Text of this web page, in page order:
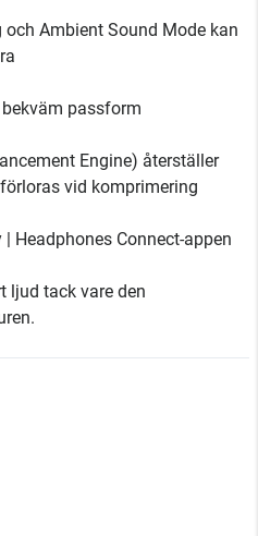
och Ambient Sound Mode kan
passform
Engine) återställer
vid komprimering
Headphones Connect-appen
ljud tack vare den